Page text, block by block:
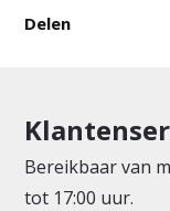
Delen
Bereikbaar van
tot 17:00 uur.